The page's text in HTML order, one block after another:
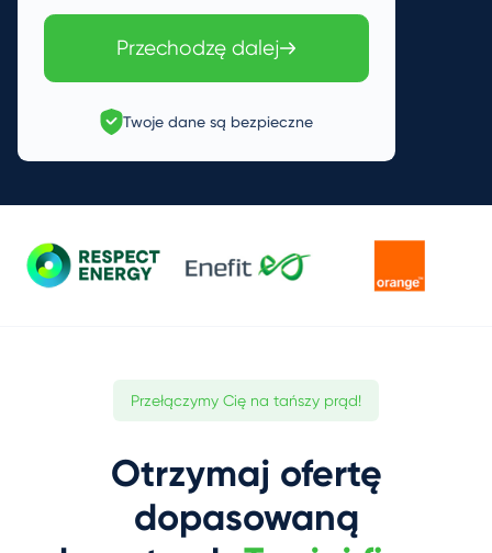
Przechodzę dalej
Twoje dane są bezpieczne
Przełączymy Cię na tańszy prąd!
Otrzymaj ofertę
dopasowaną